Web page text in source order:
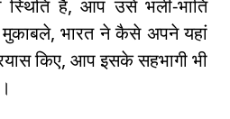
स्थिति है, आप उसे भली-भांति
भारत ने कैसे अपने यहां
किए, आप इसके सहभागी भी